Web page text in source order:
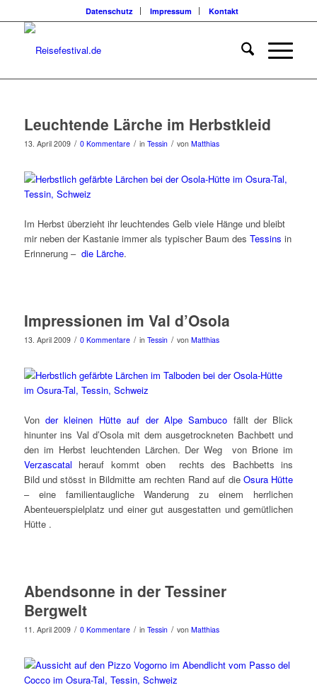
Datenschutz Impressum Kontakt
Leuchtende Lärche im Herbstkleid
13. April 2009 / 0 Kommentare / in Tessin / von Matthias
Im Herbst überzieht ihr leuchtendes Gelb viele Hänge und bleibt
mir neben der Kastanie immer als typischer Baum des Tessins in
Erinnerung – die Lärche.
Impressionen im Val d’Osola
13. April 2009 / 0 Kommentare / in Tessin / von Matthias
Von der kleinen Hütte auf der Alpe Sambuco fällt der Blick
hinunter ins Val d’Osola mit dem ausgetrockneten Bachbett und
den im Herbst leuchtenden Lärchen. Der Weg von Brione im
Verzascatal herauf kommt oben rechts des Bachbetts ins
Bild und stösst in Bildmitte am rechten Rand auf die Osura Hütte
– eine familientaugliche Wanderung zu einem herrlichen
Abenteuerspielplatz und einer gut ausgestatten und gemütlichen
Hütte .
Abendsonne in der Tessiner
Bergwelt
11. April 2009 / 0 Kommentare / in Tessin / von Matthias